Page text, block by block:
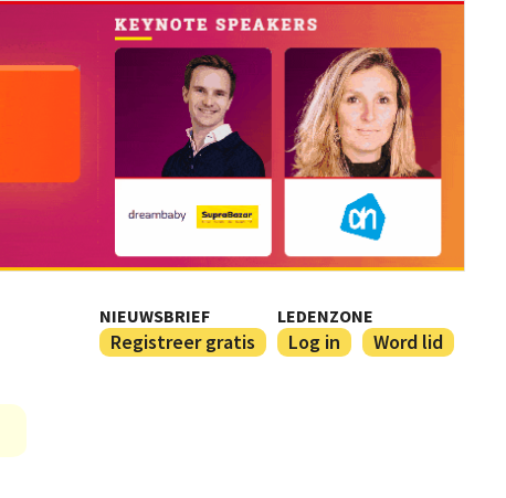
NIEUWSBRIEF
Registreer gratis
LEDENZONE
Log in Word lid